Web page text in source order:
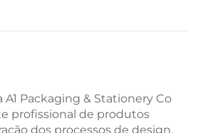
A1 Packaging & Stationery Co
profissional de produtos
dos processos de design,